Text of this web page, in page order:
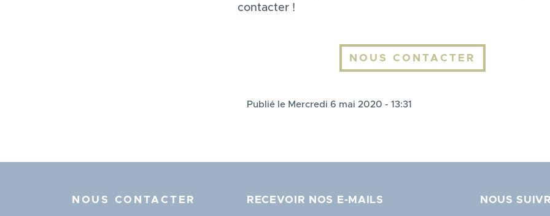
contacter !
NOUS CONTACTER
Publié le Mercredi 6 mai 2020 - 13:31
NOUS CONTACTER RECEVOIR NOS E-MAILS NOUS